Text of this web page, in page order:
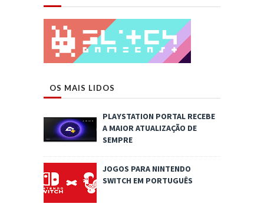
OS MAIS LIDOS
PLAYSTATION PORTAL RECEBE
A MAIOR ATUALIZAÇÃO DE
SEMPRE
JOGOS PARA NINTENDO
SWITCH EM PORTUGUÊS